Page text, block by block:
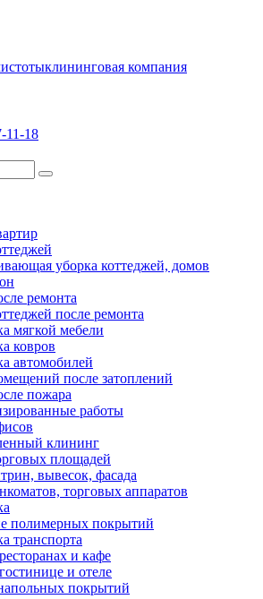
клининговая компания
11-18
уборка коттеджей, домов
ремонта
после ремонта
мягкой мебели
ковров
автомобилей
после затоплений
пожара
работы
клининг
площадей
вывесок, фасада
торговых аппаратов
полимерных покрытий
транспорта
и кафе
и отеле
покрытий